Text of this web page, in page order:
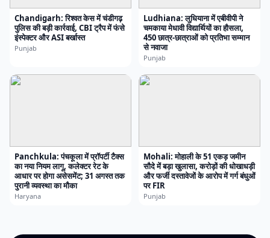
Chandigarh: रिश्वत केस में चंडीगढ़
पुलिस की बड़ी कार्रवाई, CBI ट्रैप में फंसे
इंस्पेक्टर और ASI बर्खास्त
Punjab
Ludhiana: लुधियाना में एबीवीपी ने
चमकाया मेधावी विद्यार्थियों का हौसला,
450 छात्र-छात्राओं को प्रतिभा सम्मान
से नवाजा
Punjab
Panchkula: पंचकूला में प्रॉपर्टी टैक्स
का नया नियम लागू, कलेक्टर रेट के
आधार पर होगा असेसमेंट; 31 अगस्त तक
पुरानी व्यवस्था का मौका
Haryana
Mohali: मोहाली के 51 एकड़ जमीन
सौदे में बड़ा खुलासा, करोड़ों की धोखाधड़ी
और फर्जी दस्तावेजों के आरोप में गर्ग बंधुओं
पर FIR
Punjab